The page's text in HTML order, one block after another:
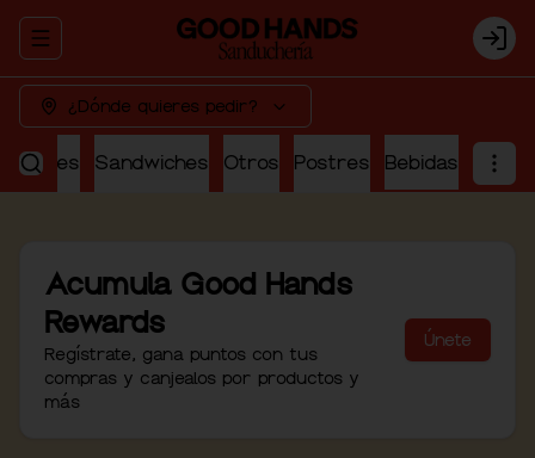
Abrir menu de navegación
¿Dónde quieres pedir?
Sandwiches Otros Postres Bebidas
Acumula Good Hands
Rewards
Regístrate, gana puntos con tus
compras y canjealos por productos y
más
Únete